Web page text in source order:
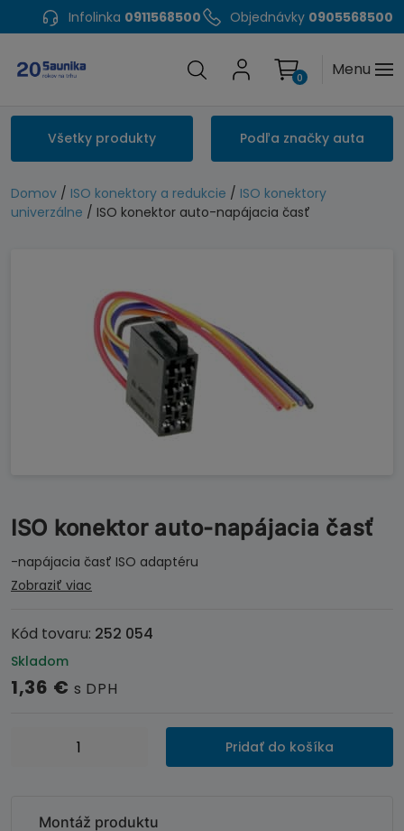
Infolinka 0911568500 Objednávky 0905568500
Menu
0
Všetky produkty Podľa značky auta
Domov / ISO konektory a redukcie / ISO konektory
univerzálne / ISO konektor auto-napájacia časť
ISO konektor auto-napájacia časť
-napájacia časť ISO adaptéru
Zobraziť viac
Kód tovaru: 252 054
Skladom
1,36 € s DPH
množstvo
napájacia
Pridať do košíka
Montáž produktu